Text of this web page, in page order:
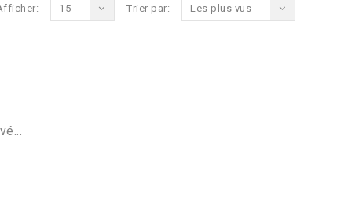
Trier par: Les plus vus
15